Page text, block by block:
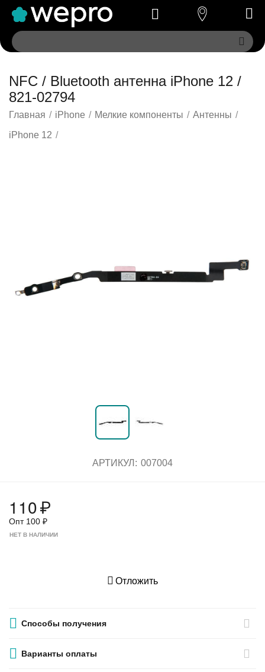
NFC / Bluetooth антенна iPhone 12 /
821-02794
Главная / iPhone / Мелкие компоненты / Антенны /
iPhone 12 /
АРТИКУЛ: 007004
110₽
Опт 100 ₽
НЕТ В НАЛИЧИИ
Отложить
Способы получения
Варианты оплаты